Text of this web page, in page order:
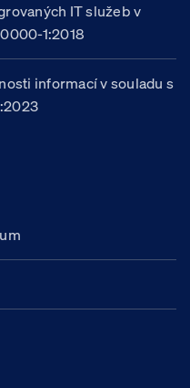
IT služeb v
1:2018
informací v souladu s